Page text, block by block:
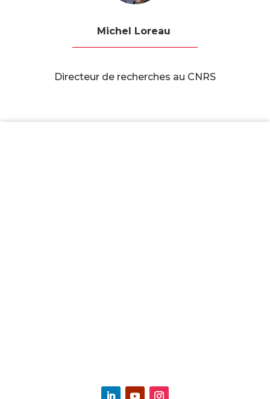
Michel Loreau
Directeur de recherches au CNRS